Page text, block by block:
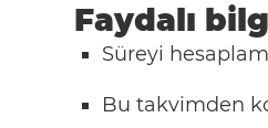
Faydalı
Süreyi
Bu takvimden